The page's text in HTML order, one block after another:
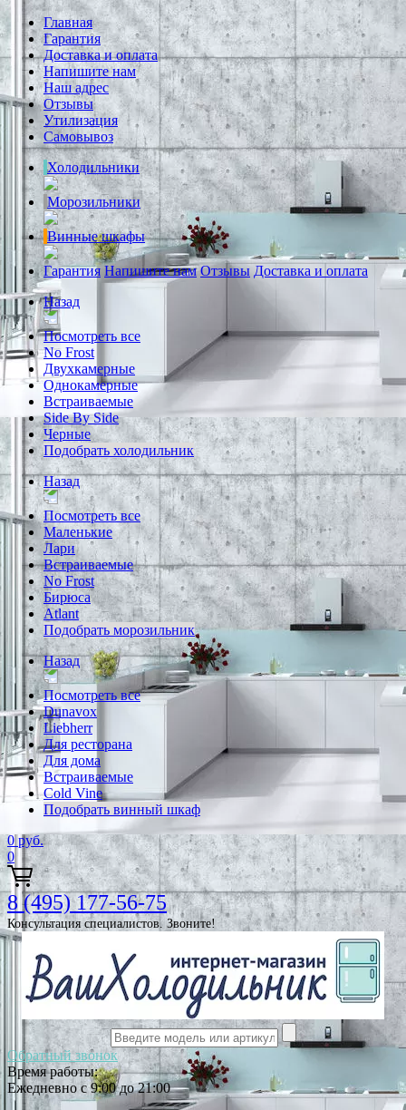
Главная
Гарантия
Доставка и оплата
Напишите нам
Наш адрес
Отзывы
Утилизация
Самовывоз
Холодильники
Морозильники
Винные шкафы
Гарантия Напишите нам Отзывы Доставка и оплата
Назад
Посмотреть все
No Frost
Двухкамерные
Однокамерные
Встраиваемые
Side By Side
Черные
Подобрать холодильник
Назад
Посмотреть все
Маленькие
Лари
Встраиваемые
No Frost
Бирюса
Atlant
Подобрать морозильник
Назад
Посмотреть все
Dunavox
Liebherr
Для ресторана
Для дома
Встраиваемые
Cold Vine
Подобрать винный шкаф
0 руб.
0
8 (495) 177-56-75
Консультация специалистов. Звоните!
Обратный звонок
Время работы:
Ежедневно с 9:00 до 21:00